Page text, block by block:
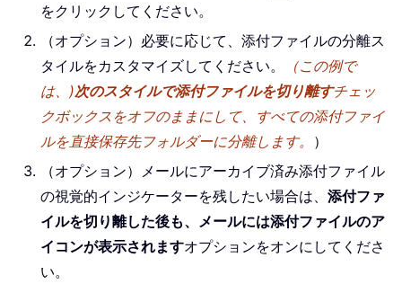
をクリックしてください。
（オプション）必要に応じて、添付ファイルの分離ス
タイルをカスタマイズしてください。
（この例で
は、)次のスタイルで添付ファイルを切り離すチェッ
クボックスをオフのままにして、すべての添付ファイ
ルを直接保存先フォルダーに分離します。 ）
（オプション）メールにアーカイブ済み添付ファイル
の視覚的インジケーターを残したい場合は、 添付ファ
イルを切り離した後も、メールには添付ファイルのア
イコンが表示されますオプションをオンにしてくださ
い。